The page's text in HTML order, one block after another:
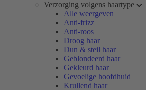
Verzorging volgens haartype
Alle weergeven
Anti-frizz
Anti-roos
Droog haar
Dun & steil haar
Geblondeerd haar
Gekleurd haar
Gevoelige hoofdhuid
Krullend haar